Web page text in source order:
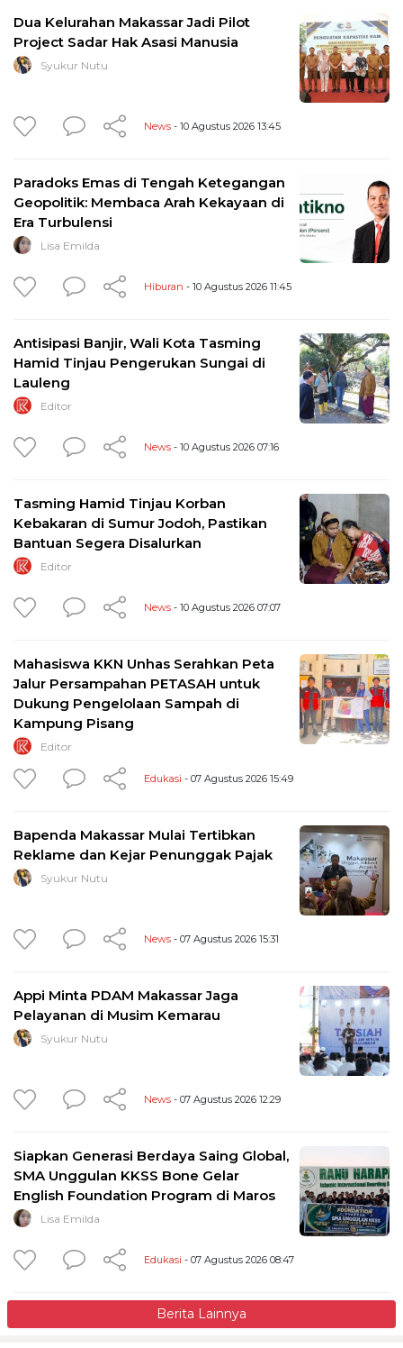
Dua Kelurahan Makassar Jadi Pilot
Project Sadar Hak Asasi Manusia
Syukur Nutu
News - 10 Agustus 2026 13:45
Paradoks Emas di Tengah Ketegangan
Geopolitik: Membaca Arah Kekayaan di
Era Turbulensi
Lisa Emilda
Hiburan - 10 Agustus 2026 11:45
Antisipasi Banjir, Wali Kota Tasming
Hamid Tinjau Pengerukan Sungai di
Lauleng
Editor
News - 10 Agustus 2026 07:16
Tasming Hamid Tinjau Korban
Kebakaran di Sumur Jodoh, Pastikan
Bantuan Segera Disalurkan
Editor
News - 10 Agustus 2026 07:07
Mahasiswa KKN Unhas Serahkan Peta
Jalur Persampahan PETASAH untuk
Dukung Pengelolaan Sampah di
Kampung Pisang
Editor
Edukasi - 07 Agustus 2026 15:49
Bapenda Makassar Mulai Tertibkan
Reklame dan Kejar Penunggak Pajak
Syukur Nutu
News - 07 Agustus 2026 15:31
Appi Minta PDAM Makassar Jaga
Pelayanan di Musim Kemarau
Syukur Nutu
News - 07 Agustus 2026 12:29
Siapkan Generasi Berdaya Saing Global,
SMA Unggulan KKSS Bone Gelar
English Foundation Program di Maros
Lisa Emilda
Edukasi - 07 Agustus 2026 08:47
Berita Lainnya